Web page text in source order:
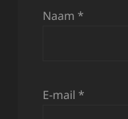
Naam *
E-mail *